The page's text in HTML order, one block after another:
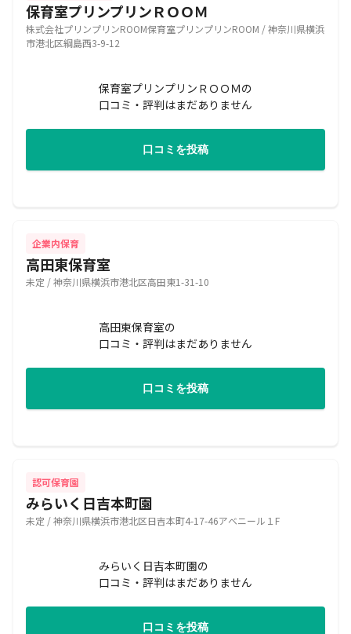
保育室プリンプリンＲＯＯＭ
株式会社プリンプリンROOM保育室プリンプリンROOM / 神奈川県横浜
市港北区綱島西3-9-12
保育室プリンプリンＲＯＯＭの
口コミ・評判はまだありません
口コミを投稿
企業内保育
高田東保育室
未定 / 神奈川県横浜市港北区高田東1-31-10
高田東保育室の
口コミ・評判はまだありません
口コミを投稿
認可保育園
みらいく日吉本町園
未定 / 神奈川県横浜市港北区日吉本町4-17-46アベニール１F
みらいく日吉本町園の
口コミ・評判はまだありません
口コミを投稿